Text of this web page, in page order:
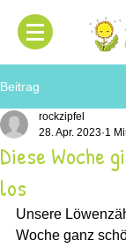
Beitrag
Diese Woche
los
rockzipfel
28. Apr. 2023 1
Unsere
Woche ganz